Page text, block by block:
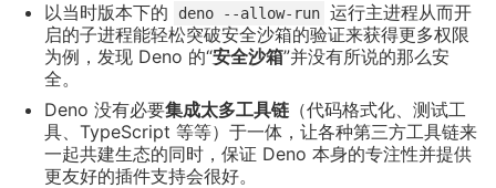
以当时版本下的
deno --allow-run 运行主进程从而开
启的子进程能轻松突破安全沙箱的验证来获得更多权限
为例，发现 Deno 的“安全沙箱”并没有所说的那么安
全。
Deno 没有必要集成太多工具链 （代码格式化、测试工
具、TypeScript 等等）于一体，让各种第三方工具链来
一起共建生态的同时，保证 Deno 本身的专注性并提供
更友好的插件支持会很好。